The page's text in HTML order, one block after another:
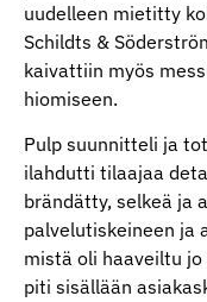
uudelleen mietitty
Schildts &
kaivattiin myös
hiomiseen.
Pulp suunnitteli ja
ilahdutti tilaajaa
brändätty, selkeä ja
palvelutiskeineen ja
mistä oli haaveiltu
piti sisällään